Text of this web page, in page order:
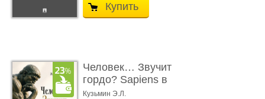
Купить
Человек… Звучит
гордо? Sapiens в
тенётах социума � ...
Кузьмин Э.Л.